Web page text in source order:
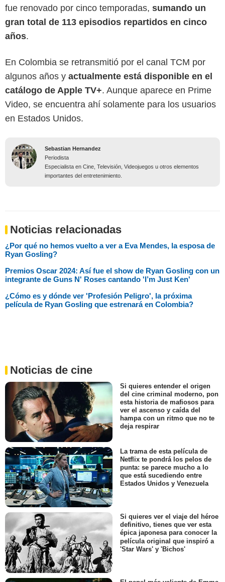
fue renovado por cinco temporadas, sumando un
gran total de 113 episodios repartidos en cinco
años.
En Colombia se retransmitió por el canal TCM por
algunos años y actualmente está disponible en el
catálogo de Apple TV+. Aunque aparece en Prime
Video, se encuentra ahí solamente para los usuarios
en Estados Unidos.
Sebastian Hernandez
Periodista
Especialista en Cine, Televisión, Videojuegos u otros elementos
importantes del entretenimiento.
Noticias relacionadas
¿Por qué no hemos vuelto a ver a Eva Mendes, la esposa de
Ryan Gosling?
Premios Oscar 2024: Así fue el show de Ryan Gosling con un
integrante de Guns N' Roses cantando 'I’m Just Ken'
¿Cómo es y dónde ver 'Profesión Peligro', la próxima
película de Ryan Gosling que estrenará en Colombia?
Noticias de cine
Si quieres entender el origen
del cine criminal moderno, pon
esta historia de mafiosos para
ver el ascenso y caída del
hampa con un ritmo que no te
deja respirar
La trama de esta película de
Netflix te pondrá los pelos de
punta: se parece mucho a lo
que está sucediendo entre
Estados Unidos y Venezuela
Si quieres ver el viaje del héroe
definitivo, tienes que ver esta
épica japonesa para conocer la
película original que inspiró a
'Star Wars' y 'Bichos'